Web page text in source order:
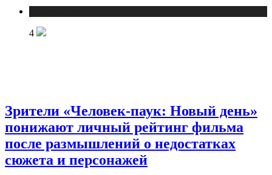
4
Зрители «Человек-паук: Новый день»
понижают личный рейтинг фильма
после размышлений о недостатках
сюжета и персонажей